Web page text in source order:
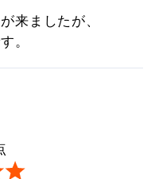
来ましたが、
。